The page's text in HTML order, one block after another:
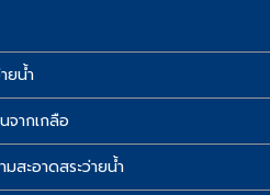
ยน้ำ
ากเกลือ
สะอาดสระว่ายน้ำ